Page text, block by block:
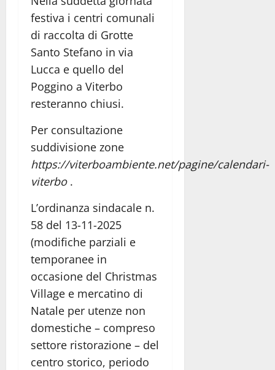
festiva i centri comunali
di raccolta di Grotte
Santo Stefano in via
Lucca e quello del
Poggino a Viterbo
resteranno chiusi.
Per consultazione
suddivisione zone
https://viterboambiente.net/pagine/calendari-
viterbo.
L’ordinanza sindacale n.
58 del 13-11-2025
(modifiche parziali e
temporanee in
occasione del Christmas
Village e mercatino di
Natale per utenze non
domestiche – compreso
settore ristorazione – del
centro storico, periodo